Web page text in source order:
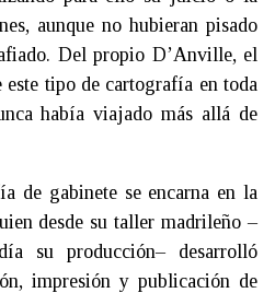
aunque no hubieran pisado
Del propio D’Anville, el
este tipo de cartografía en toda
había viajado más allá de
de gabinete se encarna en la
desde su taller madrileño –
su producción– desarrolló
impresión y publicación de